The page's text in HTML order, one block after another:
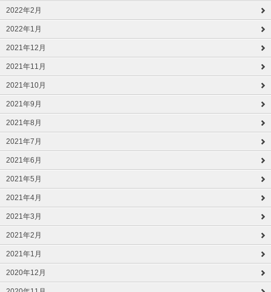
2022年2月
2022年1月
2021年12月
2021年11月
2021年10月
2021年9月
2021年8月
2021年7月
2021年6月
2021年5月
2021年4月
2021年3月
2021年2月
2021年1月
2020年12月